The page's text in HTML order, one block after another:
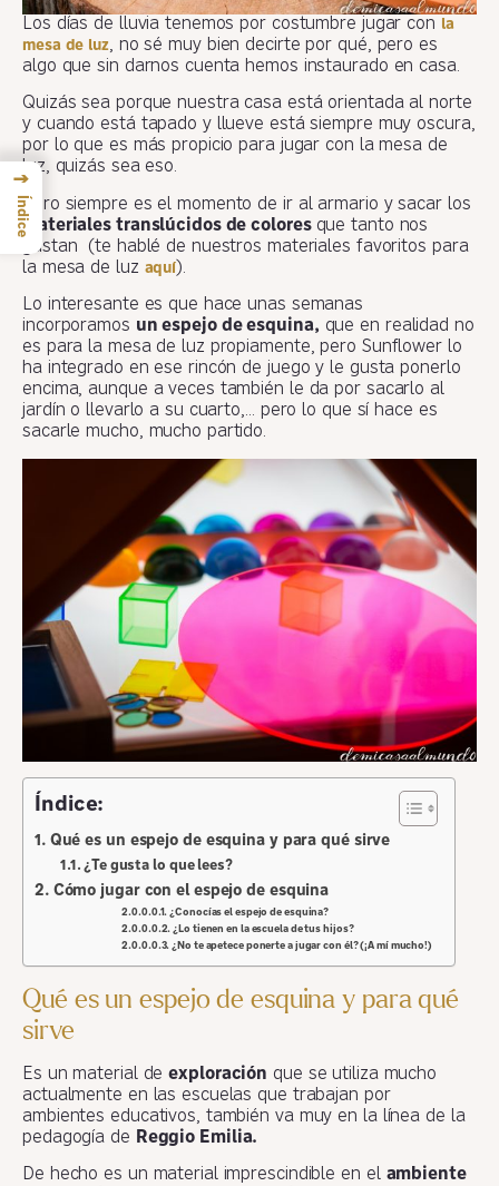
Los días de lluvia tenemos por costumbre jugar con
la
mesa de luz, no sé muy bien decirte por qué, pero es
algo que sin darnos cuenta hemos instaurado en casa.
Quizás sea porque nuestra casa está orientada al norte
y cuando está tapado y llueve está siempre muy oscura,
por lo que es más propicio para jugar con la mesa de
luz, quizás sea eso.
Pero siempre es el momento de ir al armario y sacar los
materiales translúcidos de colores que tanto nos
gustan (te hablé de nuestros materiales favoritos para
la mesa de luz aquí).
Lo interesante es que hace unas semanas
incorporamos un espejo de esquina, que en realidad no
es para la mesa de luz propiamente, pero Sunflower lo
ha integrado en ese rincón de juego y le gusta ponerlo
encima, aunque a veces también le da por sacarlo al
jardín o llevarlo a su cuarto,… pero lo que sí hace es
sacarle mucho, mucho partido.
Índice:
Qué es un espejo de esquina y para qué sirve
¿Te gusta lo que lees?
Cómo jugar con el espejo de esquina
¿Conocías el espejo de esquina?
¿Lo tienen en la escuela de tus hijos?
¿No te apetece ponerte a jugar con él? (¡A mí mucho!)
Qué es un espejo de esquina y para qué
sirve
Es un material deexploración que se utiliza mucho
actualmente en las escuelas que trabajan por
ambientes educativos, también va muy en la línea de la
pedagogía de Reggio Emilia.
De hecho es un material imprescindible en el ambiente
→
Índice